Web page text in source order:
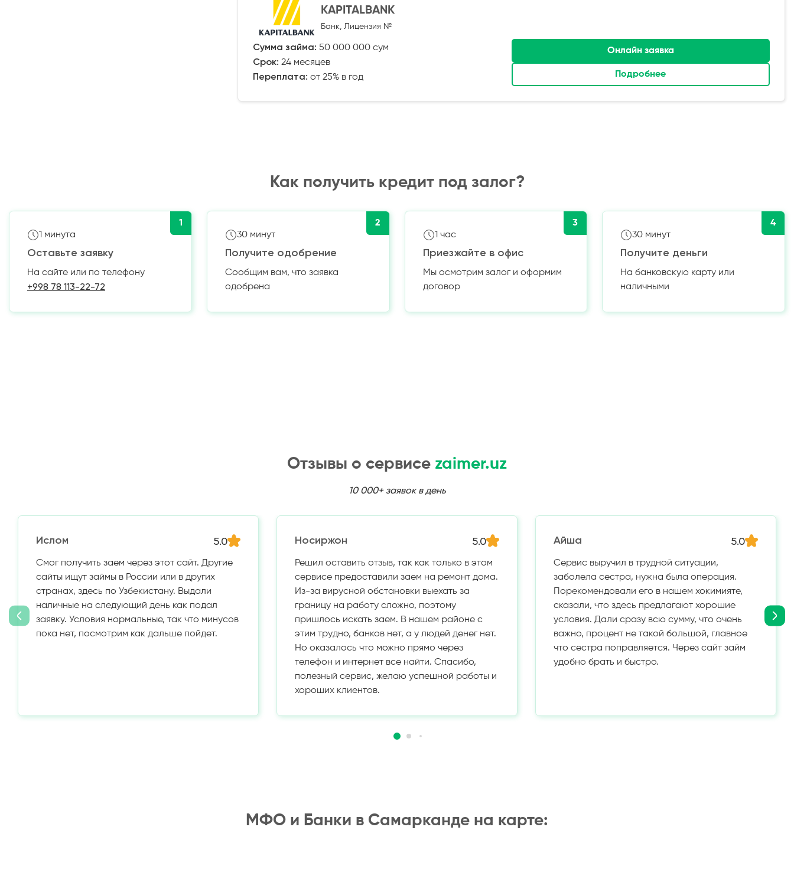
KAPITALBANK
Банк, Лицензия №
Сумма займа: 50 000 000 сум
Срок: 24 месяцев
Переплата: от 25% в год
Онлайн заявка
Подробнее
Как получить кредит под залог?
1
1 минута
Оставьте заявку
На сайте или по телефону
+998 78 113-22-72
2
30 минут
Получите одобрение
Сообщим вам, что заявка
одобрена
3
1 час
Приезжайте в офис
Мы осмотрим залог и оформим
договор
4
30 минут
Получите деньги
На банковскую карту или
наличными
Отзывы о сервисе zaimer.uz
10 000+ заявок в день
Ислом 5.0
Смог получить заем через этот сайт. Другие
сайты ищут займы в России или в других
странах, здесь по Узбекистану. Выдали
наличные на следующий день как подал
заявку. Условия нормальные, так что минусов
пока нет, посмотрим как дальше пойдет.
Носиржон 5.0
Решил оставить отзыв, так как только в этом
сервисе предоставили заем на ремонт дома.
Из-за вирусной обстановки выехать за
границу на работу сложно, поэтому
пришлось искать заем. В нашем районе с
этим трудно, банков нет, а у людей денег нет.
Но оказалось что можно прямо через
телефон и интернет все найти. Спасибо,
полезный сервис, желаю успешной работы и
хороших клиентов.
Айша 5.0
Сервис выручил в трудной ситуации,
заболела сестра, нужна была операция.
Порекомендовали его в нашем хокимияте,
сказали, что здесь предлагают хорошие
условия. Дали сразу всю сумму, что очень
важно, процент не такой большой, главное
что сестра поправляется. Через сайт займ
удобно брать и быстро.
МФО и Банки в Самарканде на карте: